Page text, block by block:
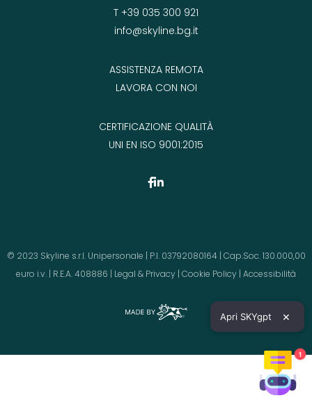
T +39 035 300 921
info@skyline.bg.it
ASSISTENZA REMOTA
LAVORA CON NOI
CERTIFICAZIONE QUALITÀ
UNI EN ISO 9001:2015
© 2023 Skyline s.r.l. Unipersonale | P.I. 03792080164 | Cap.Soc. 130.000,00
euro i.v. | R.E.A. 408886 | Legal & Privacy | Cookie Policy | Accessibilità
1
Apri SKYgpt ×